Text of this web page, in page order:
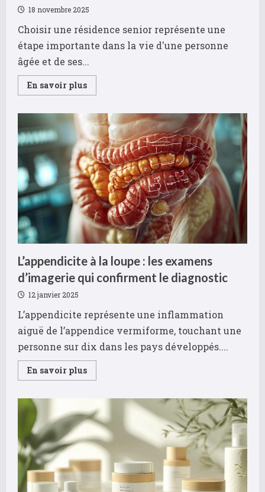
18 novembre 2025
Choisir une résidence senior représente une
étape importante dans la vie d'une personne
âgée et de ses...
En savoir plusRead
more
choisir
la
meilleure
résidence
senior
adaptée
à
ses
besoins
L’appendicite à la loupe : les examens
d’imagerie qui confirment le diagnostic
12 janvier 2025
L’appendicite représente une inflammation
aiguë de l’appendice vermiforme, touchant une
personne sur dix dans les pays développés....
En savoir plusRead
more
la
loupe
les
examens
d’imagerie
qui
confirment
diagnostic